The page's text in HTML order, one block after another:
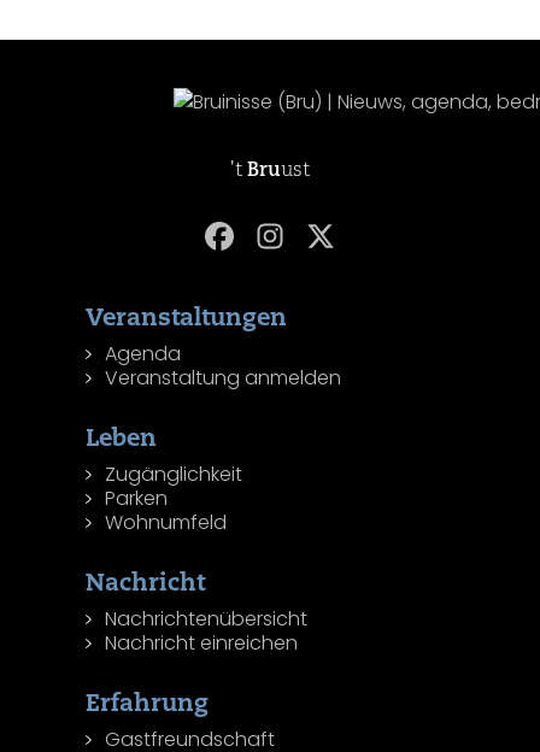
't Bruust
Veranstaltungen
Agenda
Veranstaltung anmelden
Leben
Zugänglichkeit
Parken
Wohnumfeld
Nachricht
Nachrichtenübersicht
Nachricht einreichen
Erfahrung
Gastfreundschaft